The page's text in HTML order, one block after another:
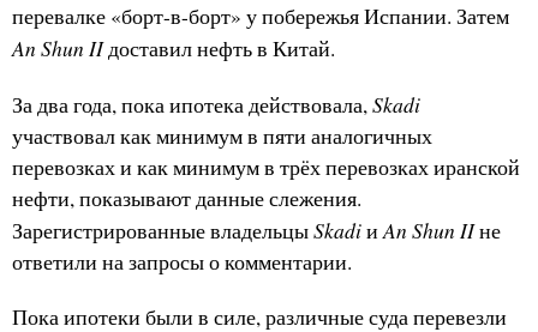
перевалке «борт-в-борт» у побережья Испании. Затем
An Shun IIдоставил нефть в Китай.
За два года, пока ипотека действовала,Skadi
участвовал как минимум в пяти аналогичных
перевозках и как минимум в трёх перевозках иранской
нефти, показывают данные слежения.
Зарегистрированные владельцыSkadiиAn Shun IIне
ответили на запросы о комментарии.
Пока ипотеки были в силе, различные суда перевезли